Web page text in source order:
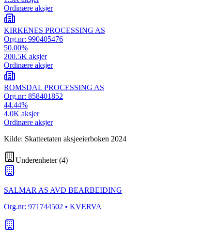
Ordinære aksjer
KIRKENES PROCESSING AS
Org.nr: 990405476
50.00%
200.5K aksjer
Ordinære aksjer
ROMSDAL PROCESSING AS
Org.nr: 858401852
44.44%
4.0K aksjer
Ordinære aksjer
Kilde: Skatteetaten aksjeeierboken 2024
Underenheter(4)
SALMAR AS AVD BEARBEIDING
Org.nr: 971744502 • KVERVA